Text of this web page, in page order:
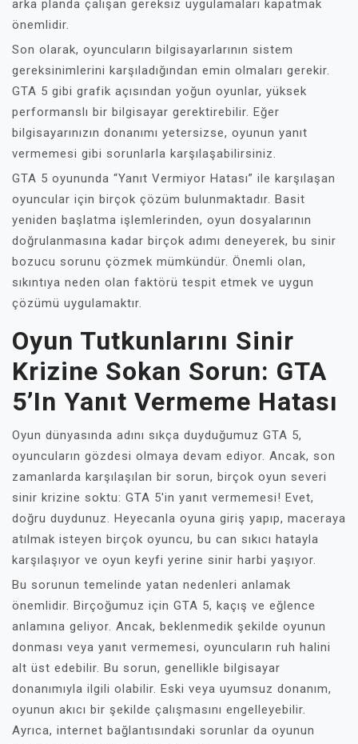
arka planda çalışan gereksiz uygulamaları kapatmak
önemlidir.
Son olarak, oyuncuların bilgisayarlarının sistem
gereksinimlerini karşıladığından emin olmaları gerekir.
GTA 5 gibi grafik açısından yoğun oyunlar, yüksek
performanslı bir bilgisayar gerektirebilir. Eğer
bilgisayarınızın donanımı yetersizse, oyunun yanıt
vermemesi gibi sorunlarla karşılaşabilirsiniz.
GTA 5 oyununda “Yanıt Vermiyor Hatası” ile karşılaşan
oyuncular için birçok çözüm bulunmaktadır. Basit
yeniden başlatma işlemlerinden, oyun dosyalarının
doğrulanmasına kadar birçok adımı deneyerek, bu sinir
bozucu sorunu çözmek mümkündür. Önemli olan,
sıkıntıya neden olan faktörü tespit etmek ve uygun
çözümü uygulamaktır.
Oyun Tutkunlarını Sinir
Krizine Sokan Sorun: GTA
5’in Yanıt Vermeme Hatası
Oyun dünyasında adını sıkça duyduğumuz GTA 5,
oyuncuların gözdesi olmaya devam ediyor. Ancak, son
zamanlarda karşılaşılan bir sorun, birçok oyun severi
sinir krizine soktu: GTA 5'in yanıt vermemesi! Evet,
doğru duydunuz. Heyecanla oyuna giriş yapıp, maceraya
atılmak isteyen birçok oyuncu, bu can sıkıcı hatayla
karşılaşıyor ve oyun keyfi yerine sinir harbi yaşıyor.
Bu sorunun temelinde yatan nedenleri anlamak
önemlidir. Birçoğumuz için GTA 5, kaçış ve eğlence
anlamına geliyor. Ancak, beklenmedik şekilde oyunun
donması veya yanıt vermemesi, oyuncuların ruh halini
alt üst edebilir. Bu sorun, genellikle bilgisayar
donanımıyla ilgili olabilir. Eski veya uyumsuz donanım,
oyunun akıcı bir şekilde çalışmasını engelleyebilir.
Ayrıca, internet bağlantısındaki sorunlar da oyunun